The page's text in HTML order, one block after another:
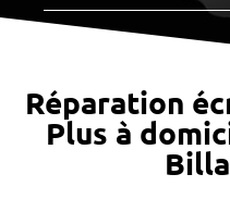
Réparation
Plus à